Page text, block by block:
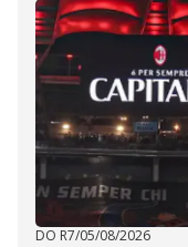
DO R7/05/08/2026